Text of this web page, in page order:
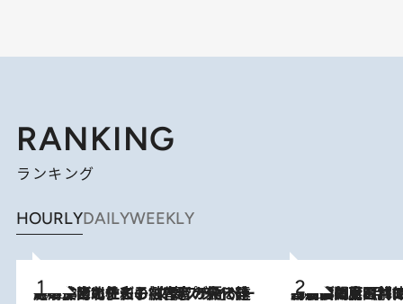
RANKING
ランキング
HOURLYDAILYWEEKLY
2026.8.3
《「文士の子ども被害者の会」発足！》阿川佐和子（72）が語る遠藤周作に北杜夫、劇作家・矢代静一の子どもたちの“文豪プライベート事件簿” 2026.8.8
「最後に見られてよかった」上野動物園の東園パンダ舎が解体前に特別公開。8月16日まで延長されたパネル展と共に辿る“半世紀”のパンダ飼育《解体工事の図面あり》